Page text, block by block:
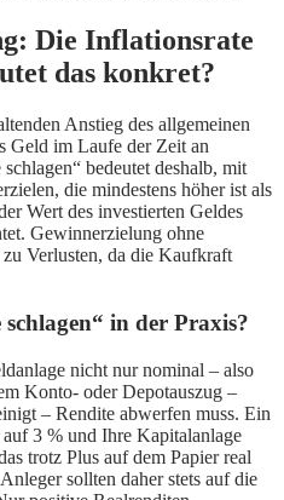
Die Inflationsrate
das konkret?
Anstieg des allgemeinen
Geld im Laufe der Zeit an
bedeutet deshalb, mit
die mindestens höher ist als
Wert des investierten Geldes
Gewinnerzielung ohne
Verlusten, da die Kaufkraft
in der Praxis?
nicht nur nominal – also
Konto- oder Depotauszug –
– Rendite abwerfen muss. Ein
3 % und Ihre Kapitalanlage
trotz Plus auf dem Papier real
sollten daher stets auf die